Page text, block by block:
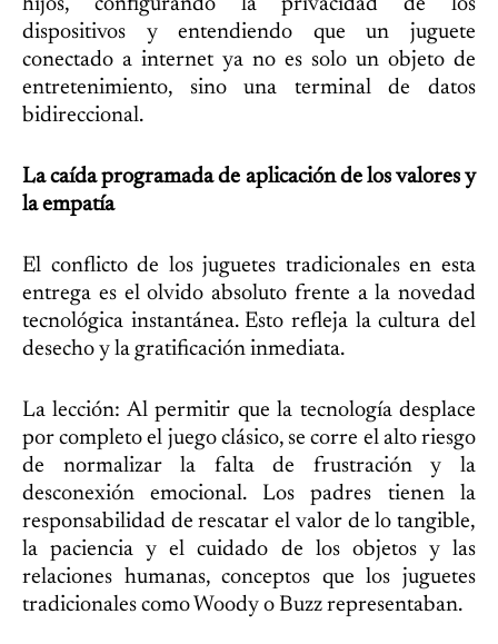
hijos, configurando la privacidad de los
dispositivos y entendiendo que un juguete
conectado a internet ya no es solo un objeto de
entretenimiento, sino una terminal de datos
bidireccional.
La caída programada de aplicación de los valores y
la empatía
El conflicto de los juguetes tradicionales en esta
entrega es el olvido absoluto frente a la novedad
tecnológica instantánea. Esto refleja la cultura del
desecho y la gratificación inmediata.
La lección: Al permitir que la tecnología desplace
por completo el juego clásico, se corre el alto riesgo
de normalizar la falta de frustración y la
desconexión emocional. Los padres tienen la
responsabilidad de rescatar el valor de lo tangible,
la paciencia y el cuidado de los objetos y las
relaciones humanas, conceptos que los juguetes
tradicionales como Woody o Buzz representaban.